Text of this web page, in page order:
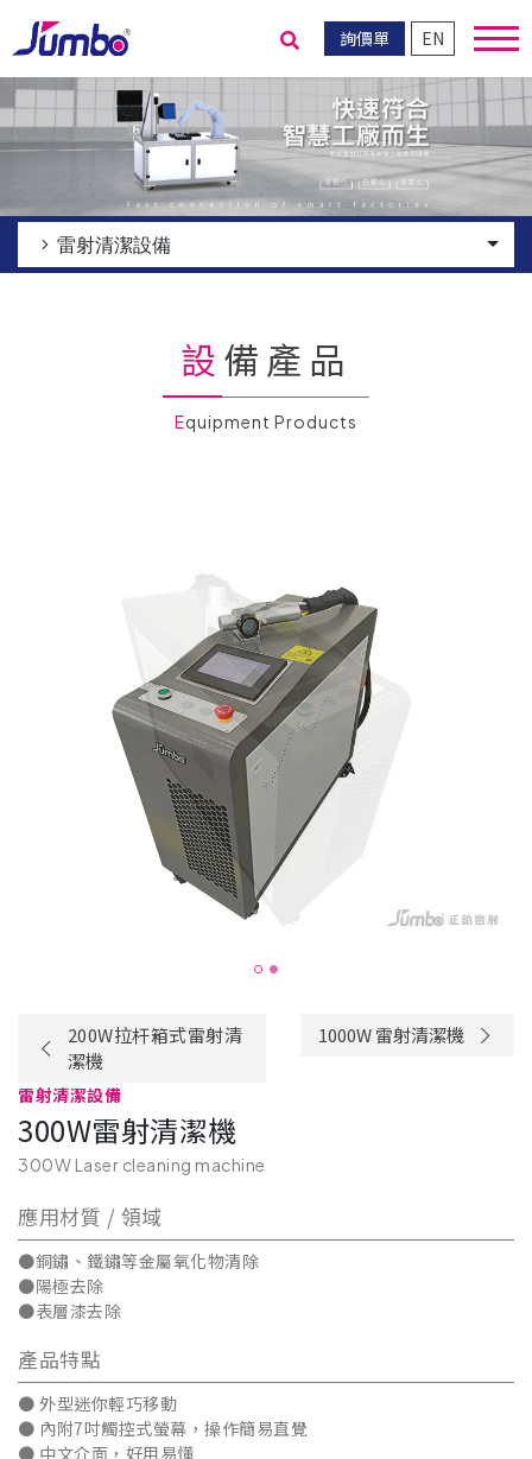
詢價單 EN
送出搜尋
雷射清潔設備
設備產品
Equipment Products
200W拉杆箱式雷射清
潔機
1000W 雷射清潔機
雷射清潔設備
300W雷射清潔機
300W Laser cleaning machine
應用材質 / 領域
●銅鏽、鐵鏽等金屬氧化物清除
●陽極去除
●表層漆去除
產品特點
● 外型迷你輕巧移動
● 內附7吋觸控式螢幕，操作簡易直覺
● 中文介面，好用易懂